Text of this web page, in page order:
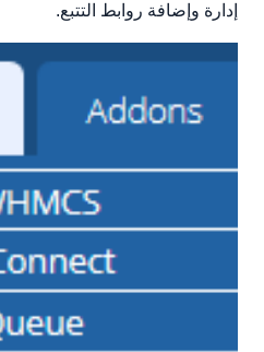
إدارة وإضافة روابط التتبع.